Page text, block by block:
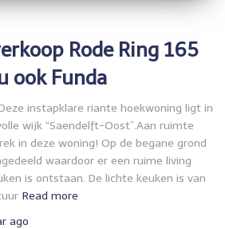
Rode Ring 165
ook Funda
instapklare riante hoekwoning ligt in
wijk “Saendelft-Oost”.Aan ruimte
in deze woning! Op de begane grond
waardoor er een ruime living
is ontstaan. De lichte keuken is van
Read more
ago